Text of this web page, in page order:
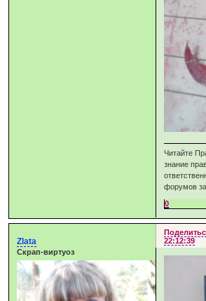
Читайте
знание
форумов
0
22:12:39
Zlata
Скрап-виртуоз